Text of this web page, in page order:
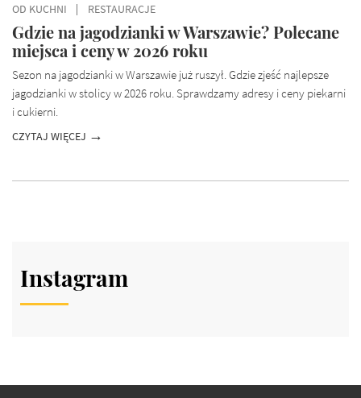
OD KUCHNI RESTAURACJE
Gdzie na jagodzianki w Warszawie? Polecane
miejsca i ceny w 2026 roku
Sezon na jagodzianki w Warszawie już ruszył. Gdzie zjeść najlepsze
jagodzianki w stolicy w 2026 roku. Sprawdzamy adresy i ceny piekarni
i cukierni.
CZYTAJ WIĘCEJ
Instagram